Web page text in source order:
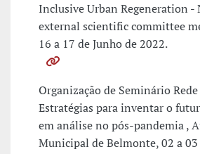
Inclusive Urban Regeneration -
external scientific committee
16 a 17 de Junho de 2022.
Organização de Seminário
Estratégias para inventar o
em análise no pós-pandemia ,
Municipal de Belmonte, 02 a